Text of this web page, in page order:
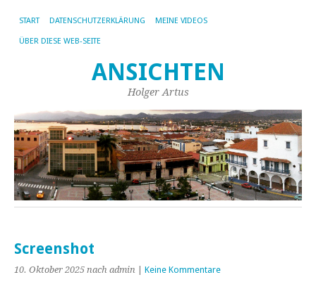
START DATENSCHUTZERKLÄRUNG MEINE VIDEOS
ÜBER DIESE WEB-SEITE
ANSICHTEN
Holger Artus
Screenshot
10. Oktober 2025 nach admin Keine Kommentare